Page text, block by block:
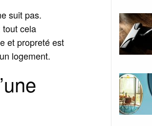
suit pas.
tout cela
et propreté est
logement.